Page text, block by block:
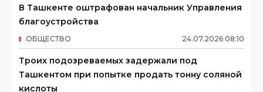
В Ташкенте оштрафован начальник Управления
благоустройства
24.07.2026 08:10
ОБЩЕСТВО
Троих подозреваемых задержали под
Ташкентом при попытке продать тонну соляной
кислоты